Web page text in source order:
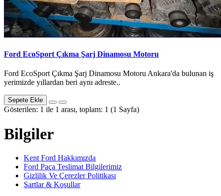
Ford EcoSport Çıkma Şarj Dinamosu Motoru
Ford EcoSport Çıkma Şarj Dinamosu Motoru Ankara'da bulunan iş
yerimizde yıllardan beri aynı adreste..
Sepete Ekle
Gösterilen: 1 ile 1 arası, toplam: 1 (1 Sayfa)
Bilgiler
Kent Ford Hakkımızda
Ford Paça Teslimat Bilgilerimiz
Gizlilik Ve Çerezler Politikası
Şartlar & Koşullar